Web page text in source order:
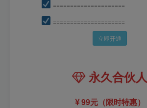
=====================
=====================
立即开通
永久合伙人
99元（限时特惠）